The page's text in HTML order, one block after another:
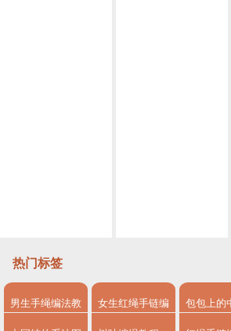
手链编法简单好看
热门标签
男生手绳编法教 女生红绳手链编 包包上的